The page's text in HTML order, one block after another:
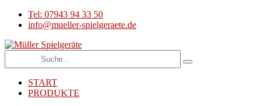
Tel: 07943 94 33 50
info@mueller-spielgeraete.de
START
PRODUKTE